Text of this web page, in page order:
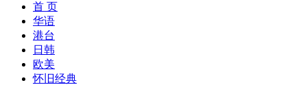
首 页
华语
港台
日韩
欧美
怀旧经典